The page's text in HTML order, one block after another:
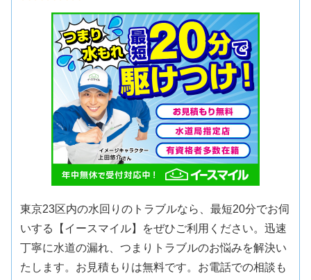
東京23区内の水回りのトラブルなら、最短20分でお伺
いする【イースマイル】をぜひご利用ください。迅速
丁寧に水道の漏れ、つまりトラブルのお悩みを解決い
たします。お見積もりは無料です。お電話での相談も